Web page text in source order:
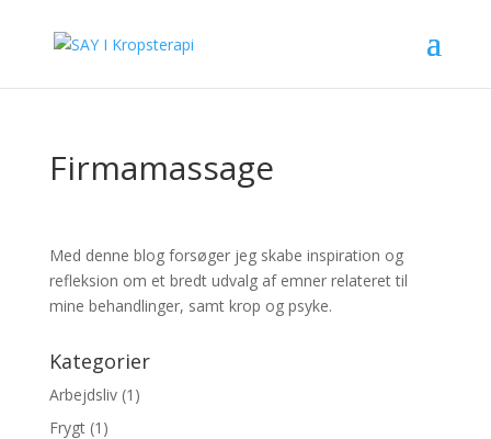
Firmamassage
Med denne blog forsøger jeg skabe inspiration og
refleksion om et bredt udvalg af emner relateret til
mine behandlinger, samt krop og psyke.
Kategorier
Arbejdsliv(1)
Frygt(1)